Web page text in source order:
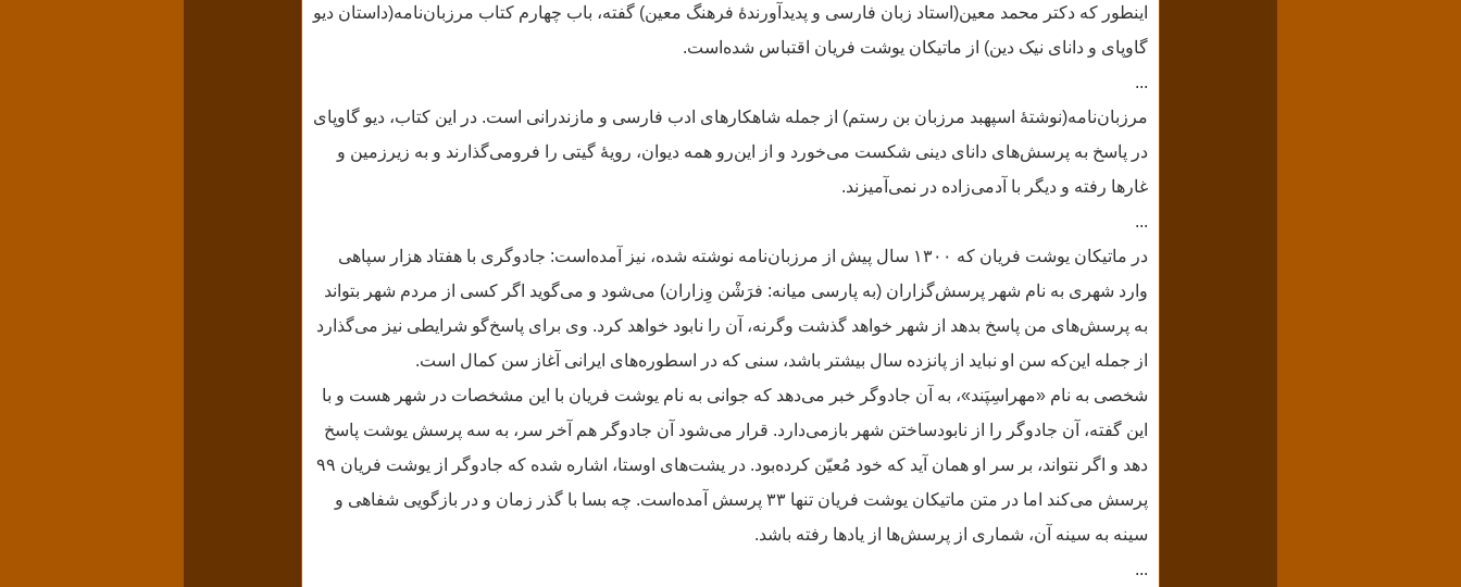
اینطور که دکتر محمد معین(استاد زبان فارسی و پدیدآورندهٔ فرهنگ معین) گفته‌، باب چهارم کتاب مرزبان‌نامه(داستان دیو
گاوپای و دانای نیک دین) از ماتیکان یوشت فریان اقتباس شده‌است.
...
مرزبان‌نامه(نوشتهٔ اسپهبد مرزبان بن رستم) از جمله شاهکارهای ادب فارسی و مازندرانی است. در این کتاب، دیو گاوپای
در پاسخ به پرسش‌های دانای دینی شکست می‌خورد و از این‌رو همه دیوان، رویهٔ گیتی را فرومی‌گذارند و به زیرزمین و
غارها رفته و دیگر با آدمی‌زاده در نمی‌آمیزند.
...
در ماتیکان یوشت فریان که ۱۳۰۰ سال پیش از مرزبان‌نامه نوشته شده، نیز آمده‌است: جادوگری با هفتاد هزار سپاهی
وارد شهری به نام شهر پرسش‌گزاران (به پارسی میانه: فرَشْن وِزاران) می‌شود و می‌گوید اگر کسی از مردم شهر بتواند
به پرسش‌های من پاسخ بدهد از شهر خواهد گذشت وگرنه، آن را نابود خواهد کرد. وی برای پاسخ‌گو شرایطی نیز می‌گذارد
از جمله این‌که سن او نباید از پانزده سال بیشتر باشد، سنی که در اسطوره‌های ایرانی آغاز سن کمال است.
شخصی به نام «مهراسِپَند»، به آن جادوگر خبر می‌دهد که جوانی به نام یوشت فریان با این مشخصات در شهر هست و با
این گفته، آن جادوگر را از نابودساختن شهر بازمی‌دارد. قرار می‌شود آن جادوگر هم آخر سر، به سه پرسش یوشت پاسخ
دهد و اگر نتواند، بر سر او همان آید که خود مُعیّن کرده‌بود. در یشت‌های اوستا، اشاره شده که جادوگر از یوشت فریان ۹۹
پرسش می‌کند اما در متن ماتیکان یوشت فریان تنها ۳۳ پرسش آمده‌است. چه بسا با گذر زمان و در بازگویی شفاهی و
سینه به سینه آن، شماری از پرسش‌ها از یادها رفته باشد.
...